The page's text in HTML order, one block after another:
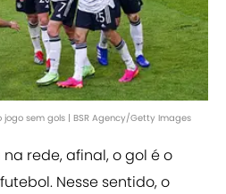
sem gols | BSR Agency/Getty Images
rede, afinal, o gol é o
Nesse sentido, o